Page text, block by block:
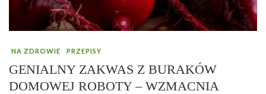
NA ZDROWIE PRZEPISY
GENIALNY ZAKWAS Z BURAKÓW
DOMOWEJ ROBOTY – WZMACNIA